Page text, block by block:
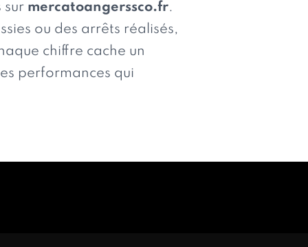
sur mercatoangerssco.fr.
ou des arrêts réalisés,
chiffre cache un
performances qui